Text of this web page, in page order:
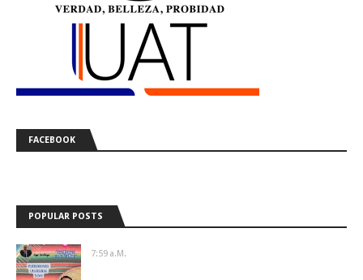
FACEBOOK
POPULAR POSTS
7:59 A.m.